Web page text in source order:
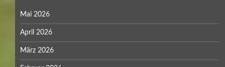
Mai 2026
April 2026
März 2026